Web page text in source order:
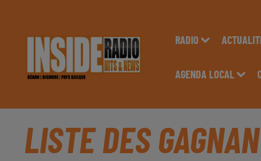
RADIO
AGENDA LOCAL
LISTE DES